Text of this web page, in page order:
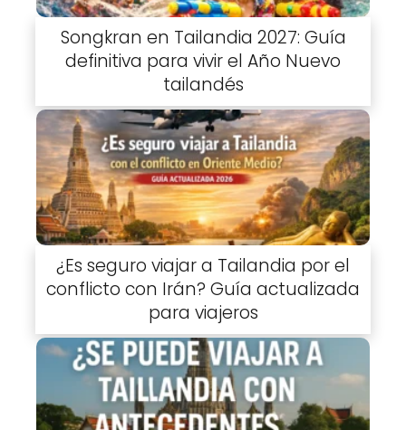
Songkran en Tailandia 2027: Guía
definitiva para vivir el Año Nuevo
tailandés
¿Es seguro viajar a Tailandia por el
conflicto con Irán? Guía actualizada
para viajeros